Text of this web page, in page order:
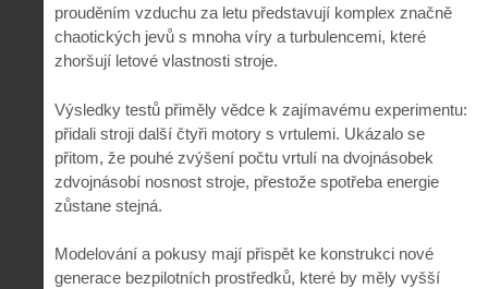
prouděním vzduchu za letu představují komplex značně
chaotických jevů s mnoha víry a turbulencemi, které
zhoršují letové vlastnosti stroje.
Výsledky testů přiměly vědce k zajímavému experimentu:
přidali stroji další čtyři motory s vrtulemi. Ukázalo se
přitom, že pouhé zvýšení počtu vrtulí na dvojnásobek
zdvojnásobí nosnost stroje, přestože spotřeba energie
zůstane stejná.
Modelování a pokusy mají přispět ke konstrukci nové
generace bezpilotních prostředků, které by měly vyšší